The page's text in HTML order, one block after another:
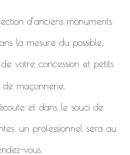
d’anciens monuments
la mesure du possible,
votre concession et petits
maçonnerie.
et dans le souci de
un professionnel sera au
vous.